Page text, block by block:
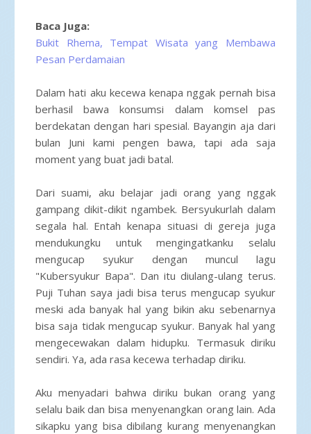
Baca Juga:
Bukit Rhema, Tempat Wisata yang Membawa
Pesan Perdamaian
Dalam hati aku kecewa kenapa nggak pernah bisa
berhasil bawa konsumsi dalam komsel pas
berdekatan dengan hari spesial. Bayangin aja dari
bulan Juni kami pengen bawa, tapi ada saja
moment yang buat jadi batal.
Dari suami, aku belajar jadi orang yang nggak
gampang dikit-dikit ngambek. Bersyukurlah dalam
segala hal. Entah kenapa situasi di gereja juga
mendukungku untuk mengingatkanku selalu
mengucap syukur dengan muncul lagu
"Kubersyukur Bapa". Dan itu diulang-ulang terus.
Puji Tuhan saya jadi bisa terus mengucap syukur
meski ada banyak hal yang bikin aku sebenarnya
bisa saja tidak mengucap syukur. Banyak hal yang
mengecewakan dalam hidupku. Termasuk diriku
sendiri. Ya, ada rasa kecewa terhadap diriku.
Aku menyadari bahwa diriku bukan orang yang
selalu baik dan bisa menyenangkan orang lain. Ada
sikapku yang bisa dibilang kurang menyenangkan